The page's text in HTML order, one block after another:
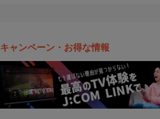
キャンペーン・お得な情報